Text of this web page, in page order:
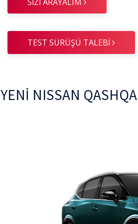
TEST SÜRÜŞÜ TALEBİ
YENİ NISSAN